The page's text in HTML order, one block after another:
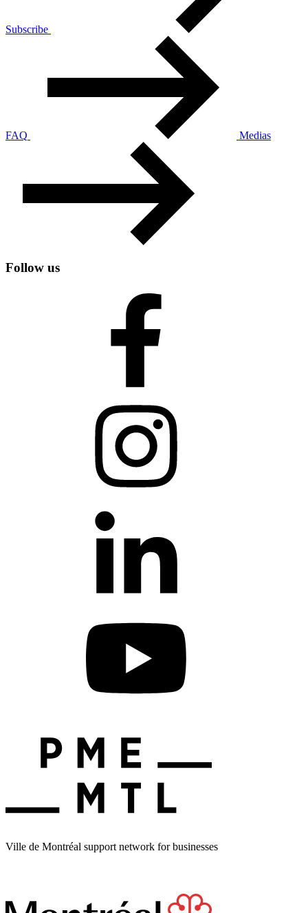
Subscribe
FAQ Medias
Follow us
Ville de Montréal support network for businesses